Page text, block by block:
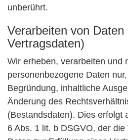
unberührt.
Verarbeiten von Daten
Vertragsdaten)
Wir erheben, verarbeiten und
personenbezogene Daten
Begründung, inhaltliche
Änderung des
(Bestandsdaten). Dies erfolgt
6 Abs. 1 lit. b DSGVO, der die